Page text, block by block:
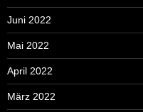
Juni 2022
Mai 2022
April 2022
März 2022